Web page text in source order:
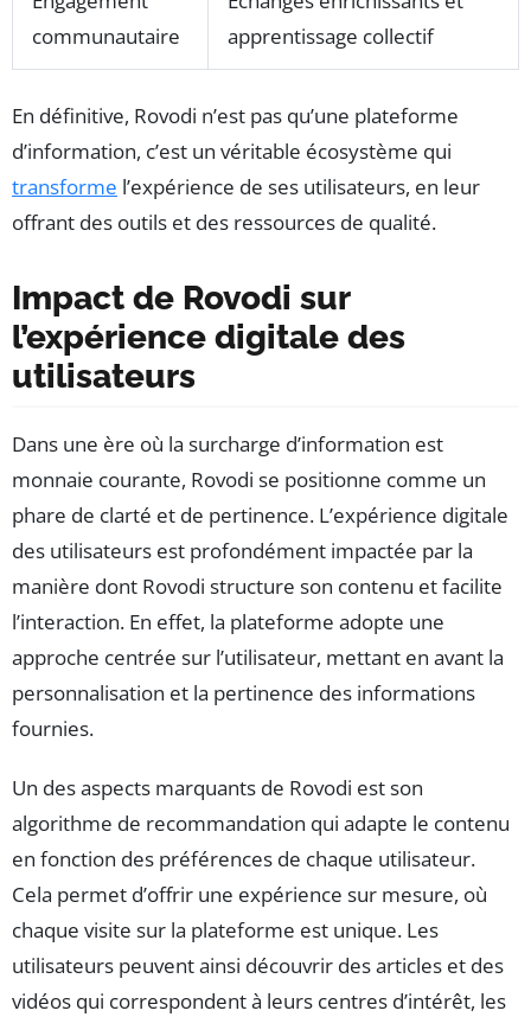
communautaire
apprentissage collectif
En définitive, Rovodi n’est pas qu’une plateforme
d’information, c’est un véritable écosystème qui
transforme l’expérience de ses utilisateurs, en leur
offrant des outils et des ressources de qualité.
Impact de Rovodi sur
l’expérience digitale des
utilisateurs
Dans une ère où la surcharge d’information est
monnaie courante, Rovodi se positionne comme un
phare de clarté et de pertinence. L’expérience digitale
des utilisateurs est profondément impactée par la
manière dont Rovodi structure son contenu et facilite
l’interaction. En effet, la plateforme adopte une
approche centrée sur l’utilisateur, mettant en avant la
personnalisation et la pertinence des informations
fournies.
Un des aspects marquants de Rovodi est son
algorithme de recommandation qui adapte le contenu
en fonction des préférences de chaque utilisateur.
Cela permet d’offrir une expérience sur mesure, où
chaque visite sur la plateforme est unique. Les
utilisateurs peuvent ainsi découvrir des articles et des
vidéos qui correspondent à leurs centres d’intérêt, les